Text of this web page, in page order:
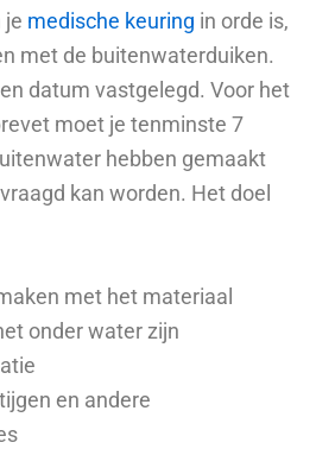
je medische keuring in orde is,
met de buitenwaterduiken.
datum vastgelegd. Voor het
moet je tenminste 7
hebben gemaakt
kan worden. Het doel
met het materiaal
onder water zijn
en andere